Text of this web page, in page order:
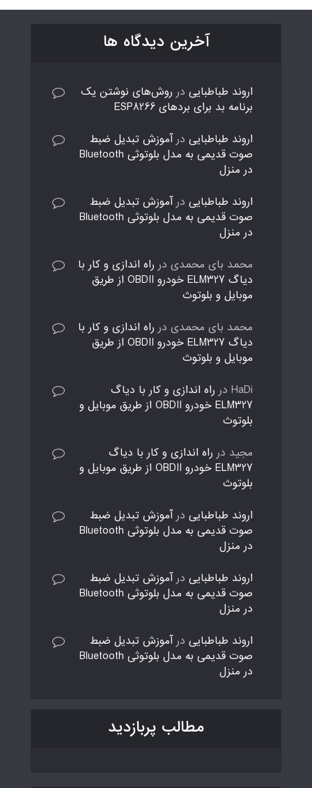
آخرین دیدگاه ها
اروند طباطبایی در روش‌های نوشتن یک
برنامه بد برای بردهای ESP8266
اروند طباطبایی درآموزش تبدیل ضبط
صوت قدیمی به مدل بلوتوثی Bluetooth
در منزل
اروند طباطبایی درآموزش تبدیل ضبط
صوت قدیمی به مدل بلوتوثی Bluetooth
در منزل
محمد بای محمدی در راه اندازی و کار با
دیاگ ELM327 خودرو OBDII از طریق
موبایل و بلوتوث
محمد بای محمدی در راه اندازی و کار با
دیاگ ELM327 خودرو OBDII از طریق
موبایل و بلوتوث
HaDi در راه اندازی و کار با دیاگ
ELM327 خودرو OBDII از طریق موبایل و
بلوتوث
مجید در راه اندازی و کار با دیاگ
ELM327 خودرو OBDII از طریق موبایل و
بلوتوث
اروند طباطبایی درآموزش تبدیل ضبط
صوت قدیمی به مدل بلوتوثی Bluetooth
در منزل
اروند طباطبایی درآموزش تبدیل ضبط
صوت قدیمی به مدل بلوتوثی Bluetooth
در منزل
اروند طباطبایی درآموزش تبدیل ضبط
صوت قدیمی به مدل بلوتوثی Bluetooth
در منزل
مطالب پربازدید